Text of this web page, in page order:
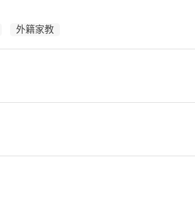
外籍家教